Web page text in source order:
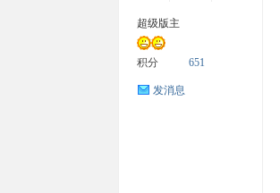
超级版主
积分 651
发消息